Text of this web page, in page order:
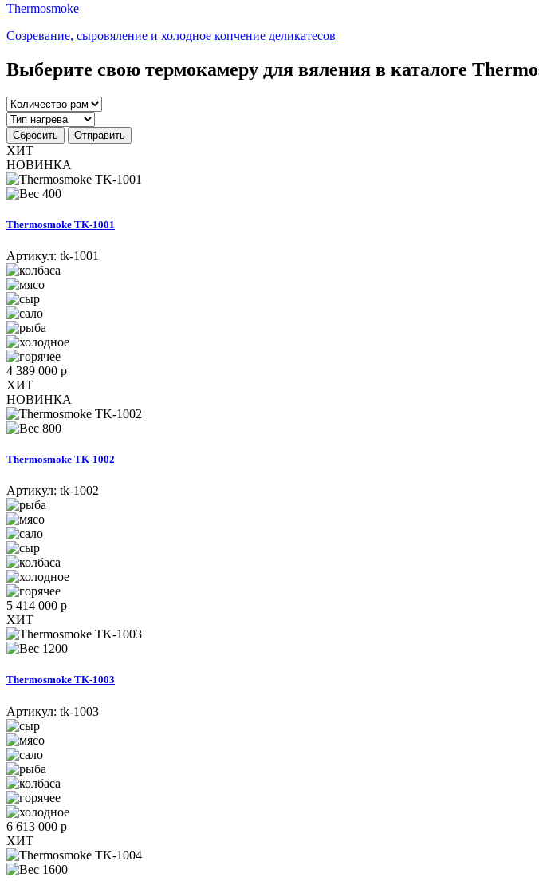
Thermosmoke
Созревание, сыровяление и холодное копчение деликатесов
Выберите свою термокамеру для вяления в каталоге
Сбросить Отправить
ХИТ
НОВИНКА
400
Thermosmoke TK-1001
Артикул: tk-1001
4 389 000 р
ХИТ
НОВИНКА
800
Thermosmoke TK-1002
Артикул: tk-1002
5 414 000 р
ХИТ
1200
Thermosmoke TK-1003
Артикул: tk-1003
6 613 000 р
ХИТ
1600